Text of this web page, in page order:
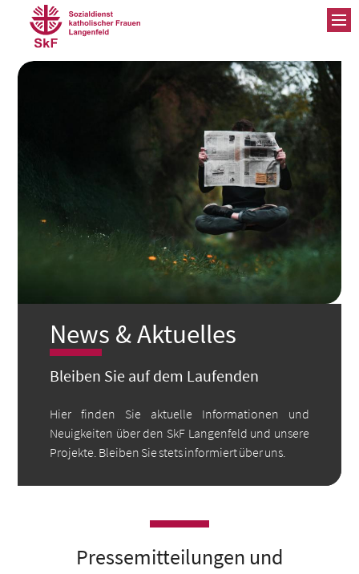
ZUM INHALT SPRINGEN
News & Aktuelles
Bleiben Sie auf dem Laufenden
Hier finden Sie aktuelle Informationen und
Neuigkeiten über den SkF Langenfeld und unsere
Projekte. Bleiben Sie stets informiert über uns.
Pressemitteilungen und